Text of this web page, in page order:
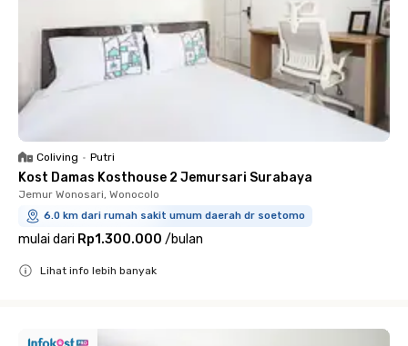
Coliving • Putri
Kost Damas Kosthouse 2 Jemursari Surabaya
Jemur Wonosari, Wonocolo
6.0 km dari rumah sakit umum daerah dr soetomo
mulai dari Rp1.300.000 /bulan
Lihat info lebih banyak